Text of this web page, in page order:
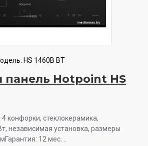
HS 1460B BT
панель Hotpoint HS
конфорки, cтеклокерамика,
независимая установка, размеры
12 мес. ..